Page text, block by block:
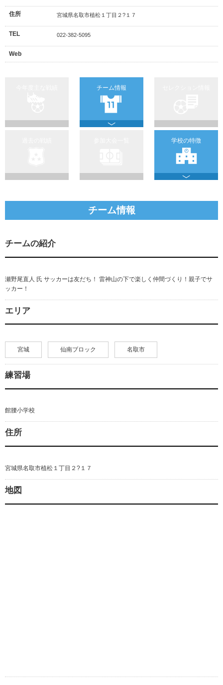
住所 宮城県名取市植松１丁目２?１７
TEL 022-382-5095
Web
チーム情報
学校の特徴
チーム情報
チームの紹介
瀬野尾直人 氏 サッカーは友だち！ 雷神山の下で楽しく仲間づくり！親子でサ
ッカー！
エリア
宮城 仙南ブロック 名取市
練習場
館腰小学校
住所
宮城県名取市植松１丁目２?１７
地図